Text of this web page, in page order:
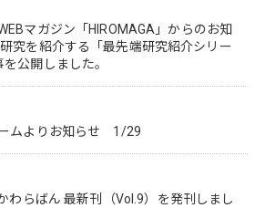
マガジン「HIROMAGA」からのお知
究を紹介する「最先端研究紹介シリー
公開しました。
ムよりお知らせ 1/29
わらばん 最新刊（Vol.9）を発刊しまし